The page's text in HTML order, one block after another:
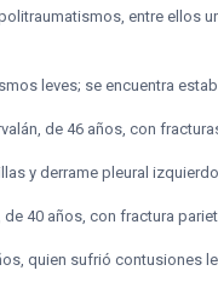
entre ellos
leves; se encuentra
de 46 años, con
y derrame pleural
40 años, con fractura
quien sufrió contusiones